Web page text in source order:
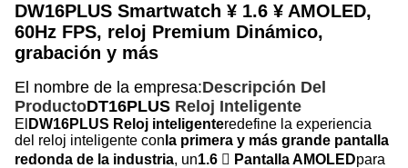
DW16PLUS Smartwatch ¥ 1.6 ¥ AMOLED,
60Hz FPS, reloj Premium Dinámico,
grabación y más
El nombre de la empresa:Descripción Del
ProductoDT16PLUS Reloj Inteligente
El DW16PLUS Reloj inteligenteredefine la experiencia
del reloj inteligente con la primera y más grande pantalla
redonda de la industria, un1.6  Pantalla AMOLEDpara